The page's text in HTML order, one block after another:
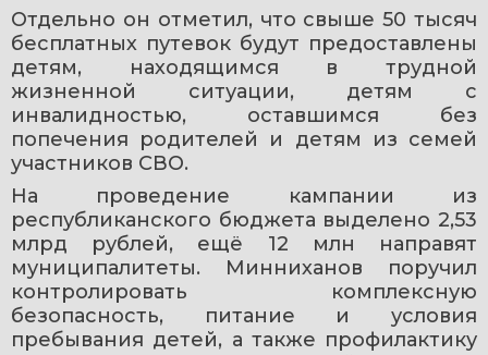
Отдельно он отметил, что свыше 50 тысяч
бесплатных путевок будут предоставлены
детям, находящимся в трудной
жизненной ситуации, детям с
инвалидностью, оставшимся без
попечения родителей и детям из семей
участников СВО.
На проведение кампании из
республиканского бюджета выделено 2,53
млрд рублей, ещё 12 млн направят
муниципалитеты. Минниханов поручил
контролировать комплексную
безопасность, питание и условия
пребывания детей, а также профилактику